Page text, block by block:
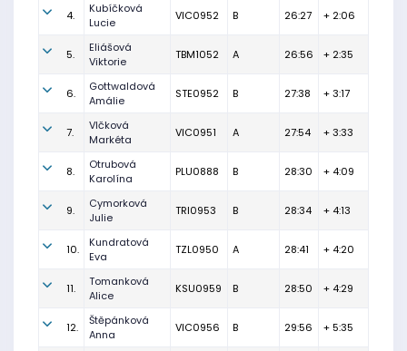
4.
Kubíčková
Lucie
VIC0952 B 26:27 + 2:06
5.
Eliášová
Viktorie
TBM1052 A 26:56 + 2:35
6.
Gottwaldová
Amálie
STE0952 B 27:38 + 3:17
7.
Vlčková
Markéta
VIC0951 A 27:54 + 3:33
8.
Otrubová
Karolína
PLU0888 B 28:30 + 4:09
9.
Cymorková
Julie
TRI0953 B 28:34 + 4:13
10.
Kundratová
Eva
TZL0950 A 28:41 + 4:20
11.
Tomanková
Alice
KSU0959 B 28:50 + 4:29
12.
Štěpánková
Anna
VIC0956 B 29:56 + 5:35